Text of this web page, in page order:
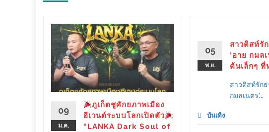
09
ม.ค.
ภูเก็ตชูศักยภาพเมือง
อีเวนต์ระบบโลกเปิดตัว
“LANKA Dark Soul of
05
พ.ย.
สาวติสท์รั
‘อาย กมล
ต้นเล็กๆ ที่
สาวติสท์รักธ
กมลเนตร’...
บันเทิง